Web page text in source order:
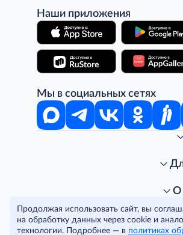
Наши приложения
Мы в социальных сетях
Стань клиентом METRO
Подарочные карты.
Скидка за подписку
Получить карту для бизнеса
Для магазинов
Для гостинично-
О
Карьера
Пресс-центр
Условия и
Политика
© METRO Cash and Carry
Продолжая использовать сайт, вы
на обработку данных через cookie и
технологии. Подробнее — в политиках